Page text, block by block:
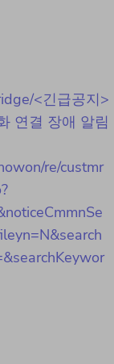
<긴급공지>
연결 장애 알림
re/custmr